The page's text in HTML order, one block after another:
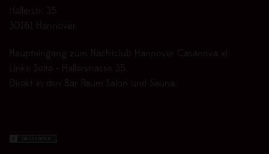
Hallerstr. 35
30161 Hannover
Haupteingang zum Nachtclub Hannover Casanova xl
Linke Seite - Hallerstrasse 35.
Direkt in den Bar Raum Salon und Sauna.